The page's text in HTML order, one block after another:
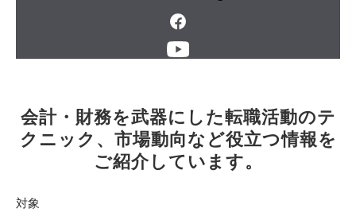
会計・財務を武器にした転職活動のテ
クニック、市場動向など役立つ情報を
ご紹介しています。
対象